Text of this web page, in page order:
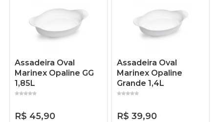
Assadeira Oval
Marinex Opaline GG
1,85L
R$ 45,90
Assadeira Oval
Marinex Opaline
Grande 1,4L
R$ 39,90